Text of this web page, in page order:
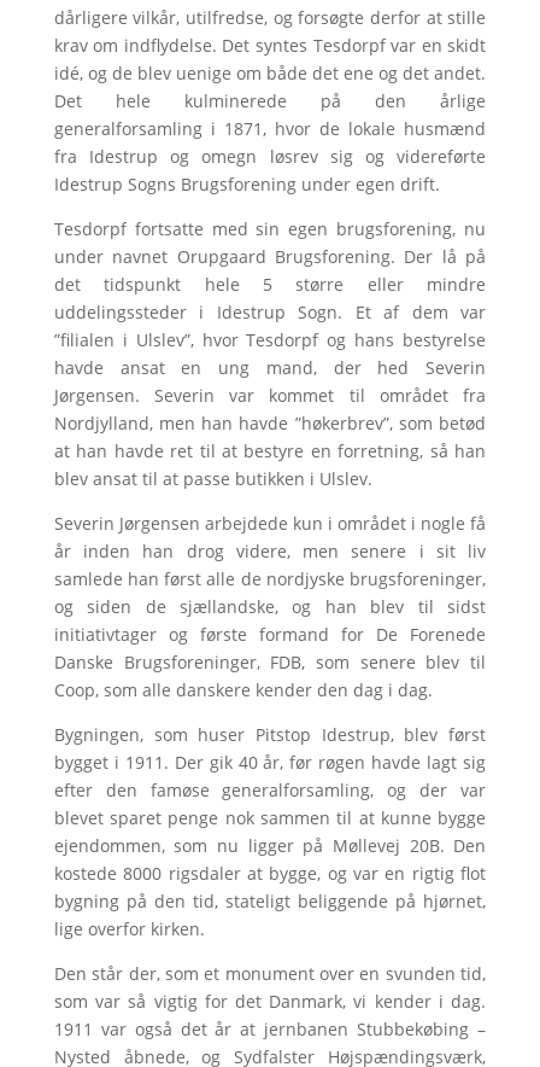
dårligere vilkår, utilfredse, og forsøgte derfor at stille
krav om indflydelse. Det syntes Tesdorpf var en skidt
idé, og de blev uenige om både det ene og det andet.
Det hele kulminerede på den årlige
generalforsamling i 1871, hvor de lokale husmænd
fra Idestrup og omegn løsrev sig og videreførte
Idestrup Sogns Brugsforening under egen drift.
Tesdorpf fortsatte med sin egen brugsforening, nu
under navnet Orupgaard Brugsforening. Der lå på
det tidspunkt hele 5 større eller mindre
uddelingssteder i Idestrup Sogn. Et af dem var
”filialen i Ulslev”, hvor Tesdorpf og hans bestyrelse
havde ansat en ung mand, der hed Severin
Jørgensen. Severin var kommet til området fra
Nordjylland, men han havde ”høkerbrev”, som betød
at han havde ret til at bestyre en forretning, så han
blev ansat til at passe butikken i Ulslev.
Severin Jørgensen arbejdede kun i området i nogle få
år inden han drog videre, men senere i sit liv
samlede han først alle de nordjyske brugsforeninger,
og siden de sjællandske, og han blev til sidst
initiativtager og første formand for De Forenede
Danske Brugsforeninger, FDB, som senere blev til
Coop, som alle danskere kender den dag i dag.
Bygningen, som huser Pitstop Idestrup, blev først
bygget i 1911. Der gik 40 år, før røgen havde lagt sig
efter den famøse generalforsamling, og der var
blevet sparet penge nok sammen til at kunne bygge
ejendommen, som nu ligger på Møllevej 20B. Den
kostede 8000 rigsdaler at bygge, og var en rigtig flot
bygning på den tid, stateligt beliggende på hjørnet,
lige overfor kirken.
Den står der, som et monument over en svunden tid,
som var så vigtig for det Danmark, vi kender i dag.
1911 var også det år at jernbanen Stubbekøbing –
Nysted åbnede, og Sydfalster Højspændingsværk,